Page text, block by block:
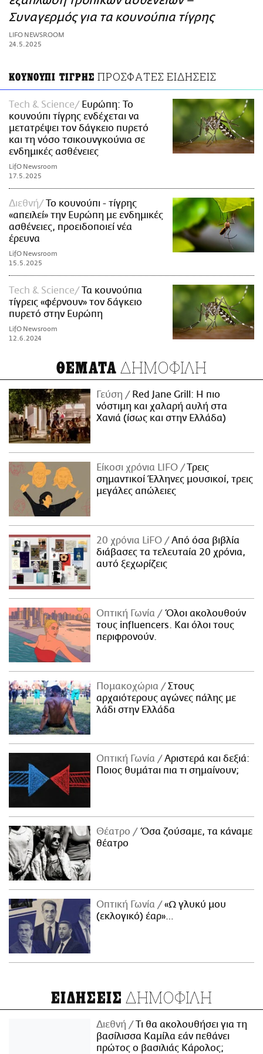
ΑΜΠΑ
PRINT
Συναγερμός για τα κουνούπια τίγρης
LIFO NEWSROOM
24.5.2025
ΚΟΥΝΟΥΠΙ ΤΙΓΡΗΣ ΠΡΟΣΦΑΤΕΣ ΕΙΔΗΣΕΙΣ
Τech & Science
Ευρώπη: Το
κουνούπι τίγρης ενδέχεται να
μετατρέψει τον δάγκειο πυρετό
και τη νόσο τσικουνγκούνια σε
ενδημικές ασθένειες
LifO Newsroom
17.5.2025
Διεθνή
Το κουνούπι - τίγρης
«απειλεί» την Ευρώπη με ενδημικές
ασθένειες, προειδοποιεί νέα
έρευνα
LifO Newsroom
15.5.2025
Τech & Science
Τα κουνούπια
τίγρεις «φέρνουν» τον δάγκειο
πυρετό στην Ευρώπη
LifO Newsroom
12.6.2024
ΘΕΜΑΤΑ ΔΗΜΟΦΙΛΗ
Γεύση
Red Jane Grill: Η πιο
νόστιμη και χαλαρή αυλή στα
Χανιά (ίσως και στην Ελλάδα)
Είκοσι χρόνια LIFO
Tρεις
σημαντικοί Έλληνες μουσικοί, τρεις
μεγάλες απώλειες
20 χρόνια LiFO
Από όσα βιβλία
διάβασες τα τελευταία 20 χρόνια,
αυτό ξεχωρίζεις
Οπτική Γωνία
Όλοι ακολουθούν
τους influencers. Και όλοι τους
περιφρονούν.
Πομακοχώρια
Στους
αρχαιότερους αγώνες πάλης με
λάδι στην Ελλάδα
Οπτική Γωνία
Αριστερά και δεξιά:
Ποιος θυμάται πια τι σημαίνουν;
Θέατρο
Όσα ζούσαμε, τα κάναμε
θέατρο
Οπτική Γωνία
«Ω γλυκύ μου
(εκλογικό) έαρ»…
ΕΙΔΗΣΕΙΣ ΔΗΜΟΦΙΛΗ
Διεθνή
Τι θα ακολουθήσει για τη
βασίλισσα Καμίλα εάν πεθάνει
πρώτος ο βασιλιάς Κάρολος;